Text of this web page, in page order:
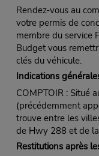
Rendez-vous au
votre permis de
membre du service
Budget vous
clés du véhicule.
Indications
COMPTOIR : Situé
(précédemment
trouve entre les
de Hwy 288 et de
Restitutions après